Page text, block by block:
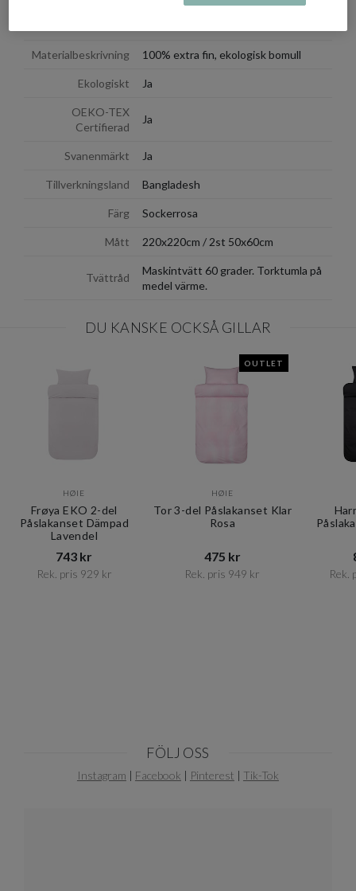
Materialbeskrivning 100% extra fin, ekologisk bomull
Ekologiskt Ja
OEKO-TEX
Certifierad
Ja
Svanenmärkt Ja
Tillverkningsland Bangladesh
Färg Sockerrosa
Mått 220x220cm / 2st 50x60cm
Tvättråd
Maskintvätt 60 grader. Torktumla på
medel värme.
DU KANSKE OCKSÅ GILLAR
HØIE
Frøya EKO 2-del
Påslakanset Dämpad
Lavendel
743 kr​​
Rek. pris 929 kr​​
OUTLET
HØIE
Tor 3-del Påslakanset Klar
Rosa
475 kr​​
Rek. pris 949 kr​​
Rek.
FÖLJ OSS
Instagram | Facebook | Pinterest | Tik-Tok